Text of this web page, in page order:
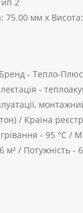
мм x
Бренд - Тепло-
-
/ Країна
- 95 °C /
6 м² / Потужність -